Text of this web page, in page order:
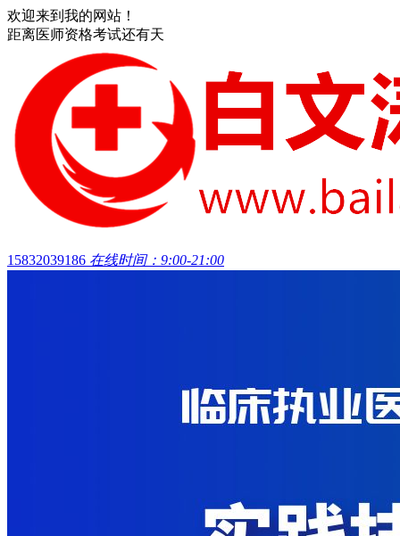
欢迎来到我的网站！
距离医师资格考试还有天
15832039186 在线时间：9:00-21:00